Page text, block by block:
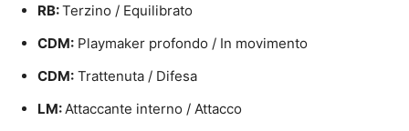
RB:Terzino / Equilibrato
CDM: Playmaker profondo / In movimento
CDM: Trattenuta / Difesa
LM:Attaccante interno / Attacco